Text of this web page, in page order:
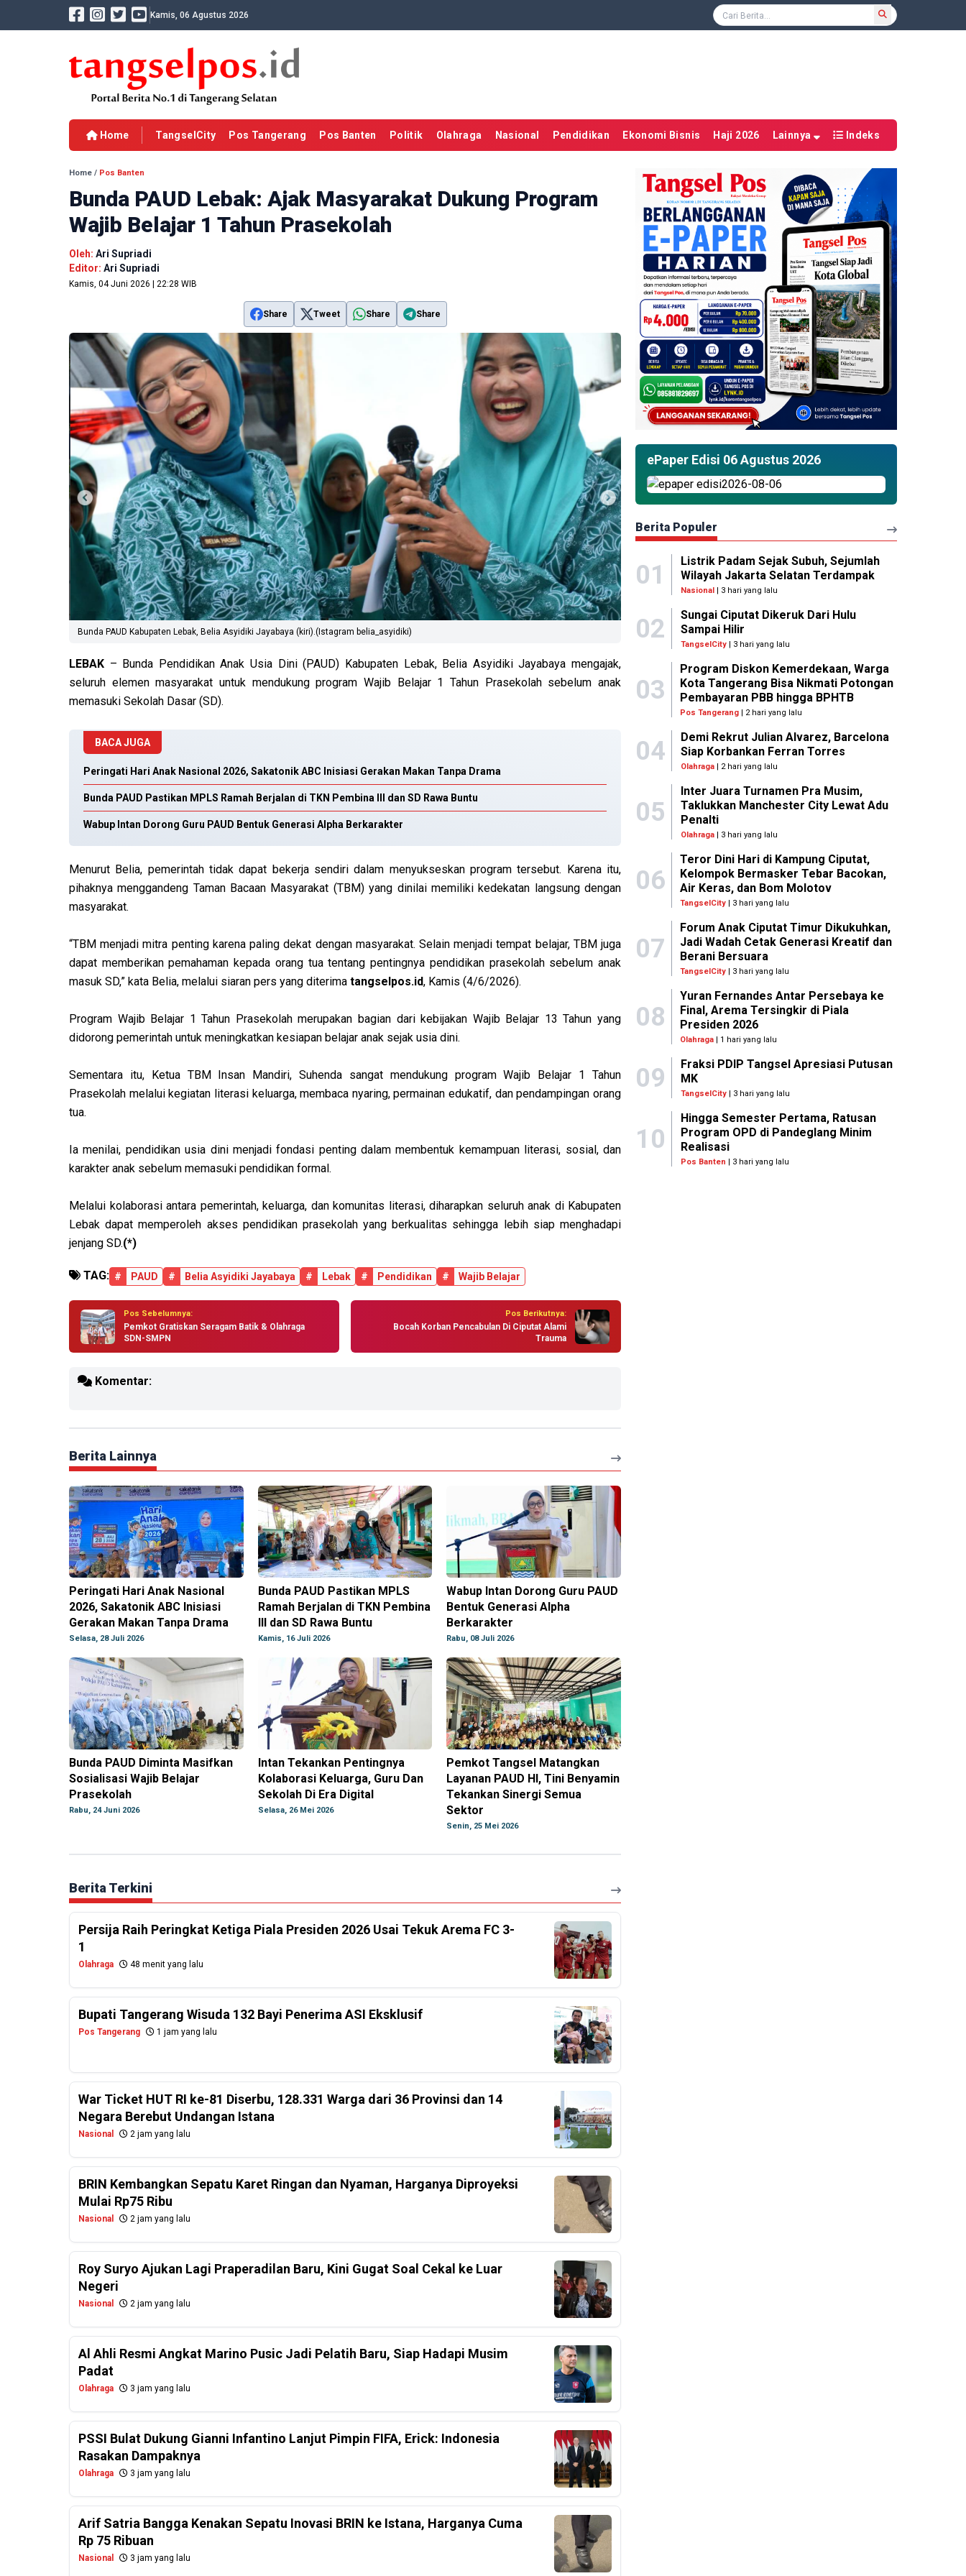
Kamis, 06 Agustus 2026
Home TangselCity Pos Tangerang Pos Banten Politik Olahraga Nasional Pendidikan Ekonomi Bisnis Haji 2026 Lainnya Indeks
Home / Pos Banten
Bunda PAUD Lebak: Ajak Masyarakat Dukung Program
Wajib Belajar 1 Tahun Prasekolah
Oleh: Ari Supriadi
Editor: Ari Supriadi
Kamis, 04 Juni 2026 | 22:28 WIB
Share Tweet Share Share
Bunda PAUD Kabupaten Lebak, Belia Asyidiki Jayabaya (kiri).(Istagram belia_asyidiki)
LEBAK – Bunda Pendidikan Anak Usia Dini (PAUD) Kabupaten Lebak, Belia Asyidiki Jayabaya mengajak,
seluruh elemen masyarakat untuk mendukung program Wajib Belajar 1 Tahun Prasekolah sebelum anak
memasuki Sekolah Dasar (SD).
BACA JUGA
Peringati Hari Anak Nasional 2026, Sakatonik ABC Inisiasi Gerakan Makan Tanpa Drama
Bunda PAUD Pastikan MPLS Ramah Berjalan di TKN Pembina III dan SD Rawa Buntu
Wabup Intan Dorong Guru PAUD Bentuk Generasi Alpha Berkarakter
‎Menurut Belia, pemerintah tidak dapat bekerja sendiri dalam menyukseskan program tersebut. Karena itu,
pihaknya menggandeng Taman Bacaan Masyarakat (TBM) yang dinilai memiliki kedekatan langsung dengan
masyarakat.
‎“TBM menjadi mitra penting karena paling dekat dengan masyarakat. Selain menjadi tempat belajar, TBM juga
dapat memberikan pemahaman kepada orang tua tentang pentingnya pendidikan prasekolah sebelum anak
masuk SD,” kata Belia, melalui siaran pers yang diterima tangselpos.id, Kamis (4/6/2026).
‎Program Wajib Belajar 1 Tahun Prasekolah merupakan bagian dari kebijakan Wajib Belajar 13 Tahun yang
didorong pemerintah untuk meningkatkan kesiapan belajar anak sejak usia dini.‎
Sementara itu, Ketua TBM Insan Mandiri, Suhenda sangat mendukung program Wajib Belajar 1 Tahun
Prasekolah melalui kegiatan literasi keluarga, membaca nyaring, permainan edukatif, dan pendampingan orang
tua.
‎Ia menilai, pendidikan usia dini menjadi fondasi penting dalam membentuk kemampuan literasi, sosial, dan
karakter anak sebelum memasuki pendidikan formal.
Melalui kolaborasi antara pemerintah, keluarga, dan komunitas literasi, diharapkan seluruh anak di Kabupaten
Lebak dapat memperoleh akses pendidikan prasekolah yang berkualitas sehingga lebih siap menghadapi
jenjang SD.(*)
TAG: # PAUD # Belia Asyidiki Jayabaya # Lebak # Pendidikan # Wajib Belajar
Pos Sebelumnya:
Pemkot Gratiskan Seragam Batik & Olahraga
SDN-SMPN
Pos Berikutnya:
Bocah Korban Pencabulan Di Ciputat Alami
Trauma
Komentar:
Berita Lainnya
Peringati Hari Anak Nasional
2026, Sakatonik ABC Inisiasi
Gerakan Makan Tanpa Drama
Selasa, 28 Juli 2026
Bunda PAUD Pastikan MPLS
Ramah Berjalan di TKN Pembina
III dan SD Rawa Buntu
Kamis, 16 Juli 2026
Wabup Intan Dorong Guru PAUD
Bentuk Generasi Alpha
Berkarakter
Rabu, 08 Juli 2026
Bunda PAUD Diminta Masifkan
Sosialisasi Wajib Belajar
Prasekolah
Rabu, 24 Juni 2026
Intan Tekankan Pentingnya
Kolaborasi Keluarga, Guru Dan
Sekolah Di Era Digital
Selasa, 26 Mei 2026
Pemkot Tangsel Matangkan
Layanan PAUD HI, Tini Benyamin
Tekankan Sinergi Semua
Sektor
Senin, 25 Mei 2026
Berita Terkini
Persija Raih Peringkat Ketiga Piala Presiden 2026 Usai Tekuk Arema FC 3-
1
Olahraga 48 menit yang lalu
Bupati Tangerang Wisuda 132 Bayi Penerima ASI Eksklusif
Pos Tangerang 1 jam yang lalu
War Ticket HUT RI ke-81 Diserbu, 128.331 Warga dari 36 Provinsi dan 14
Negara Berebut Undangan Istana
Nasional 2 jam yang lalu
BRIN Kembangkan Sepatu Karet Ringan dan Nyaman, Harganya Diproyeksi
Mulai Rp75 Ribu
Nasional 2 jam yang lalu
Roy Suryo Ajukan Lagi Praperadilan Baru, Kini Gugat Soal Cekal ke Luar
Negeri
Nasional 2 jam yang lalu
Al Ahli Resmi Angkat Marino Pusic Jadi Pelatih Baru, Siap Hadapi Musim
Padat
Olahraga 3 jam yang lalu
PSSI Bulat Dukung Gianni Infantino Lanjut Pimpin FIFA, Erick: Indonesia
Rasakan Dampaknya
Olahraga 3 jam yang lalu
Arif Satria Bangga Kenakan Sepatu Inovasi BRIN ke Istana, Harganya Cuma
Rp 75 Ribuan
Nasional 3 jam yang lalu
ePaper Edisi 06 Agustus 2026
Berita Populer
01
Listrik Padam Sejak Subuh, Sejumlah
Wilayah Jakarta Selatan Terdampak
Nasional | 3 hari yang lalu
02
Sungai Ciputat Dikeruk Dari Hulu
Sampai Hilir
TangselCity| 3 hari yang lalu
03
Program Diskon Kemerdekaan, Warga
Kota Tangerang Bisa Nikmati Potongan
Pembayaran PBB hingga BPHTB
Pos Tangerang | 2 hari yang lalu
04
Demi Rekrut Julian Alvarez, Barcelona
Siap Korbankan Ferran Torres
Olahraga| 2 hari yang lalu
05
Inter Juara Turnamen Pra Musim,
Taklukkan Manchester City Lewat Adu
Penalti
Olahraga| 3 hari yang lalu
06
Teror Dini Hari di Kampung Ciputat,
Kelompok Bermasker Tebar Bacokan,
Air Keras, dan Bom Molotov
TangselCity | 3 hari yang lalu
07
Forum Anak Ciputat Timur Dikukuhkan,
Jadi Wadah Cetak Generasi Kreatif dan
Berani Bersuara
TangselCity | 3 hari yang lalu
08
Yuran Fernandes Antar Persebaya ke
Final, Arema Tersingkir di Piala
Presiden 2026
Olahraga | 1 hari yang lalu
09
Fraksi PDIP Tangsel Apresiasi Putusan
MK
TangselCity| 3 hari yang lalu
10
Hingga Semester Pertama, Ratusan
Program OPD di Pandeglang Minim
Realisasi
Pos Banten | 3 hari yang lalu